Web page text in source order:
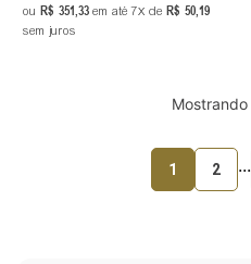
ou R$ 351,33 em até7 de R$ 50,19
sem juros
Mostrando
1 2 ...